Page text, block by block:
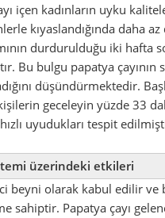
içen kadınların uyku
kıyaslandığında daha
durdurulduğu iki hafta
Bu bulgu papatya çayının
düşündürmektedir.
geceleyin yüzde 33
uyudukları tespit
üzerindeki etkileri
beyni olarak kabul edilir
sahiptir. Papatya çayı